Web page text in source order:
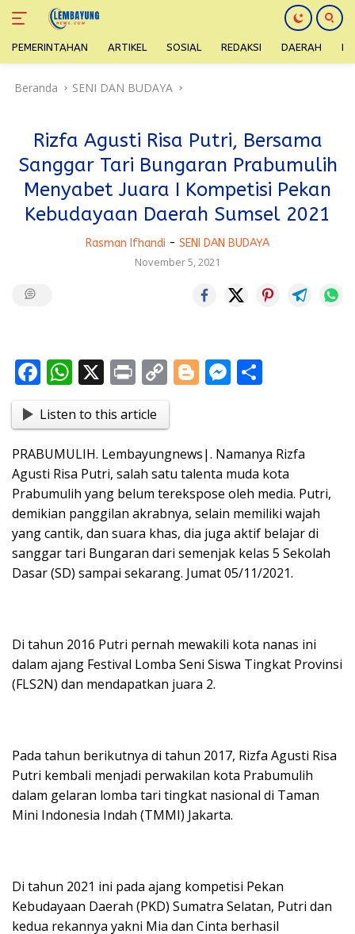
PEMERINTAHAN ARTIKEL SOSIAL REDAKSI DAERAH
Beranda SENI DAN BUDAYA
Rizfa Agusti Risa Putri, Bersama
Sanggar Tari Bungaran Prabumulih
Menyabet Juara I Kompetisi Pekan
Kebudayaan Daerah Sumsel 2021
Rasman Ifhandi - SENI DAN BUDAYA
November 5, 2021
F
e
b
o
o
k
W
at
s
A
p
p
X Pr
t
C
o
p
y
Li
n
k
Bl
g
er
M
e
n
g
er
e
Listen to this article
PRABUMULIH. Lembayungnews|. Namanya Rizfa
Agusti Risa Putri, salah satu talenta muda kota
Prabumulih yang belum terekspose oleh media. Putri,
demikian panggilan akrabnya, selain memiliki wajah
yang cantik, dan suara khas, dia juga aktif belajar di
sanggar tari Bungaran dari semenjak kelas 5 Sekolah
Dasar (SD) sampai sekarang. Jumat 05/11/2021.
Di tahun 2016 Putri pernah mewakili kota nanas ini
dalam ajang Festival Lomba Seni Siswa Tingkat Provinsi
(FLS2N) dan mendapatkan juara 2.
Pada tahun berikutnya di tahun 2017, Rizfa Agusti Risa
Putri kembali menjadi perwakilan kota Prabumulih
dalam gelaran lomba tari tingkat nasional di Taman
Mini Indonesia Indah (TMMI) Jakarta.
Di tahun 2021 ini pada ajang kompetisi Pekan
Kebudayaan Daerah (PKD) Sumatra Selatan, Putri dan
kedua rekannya yakni Mia dan Cinta berhasil